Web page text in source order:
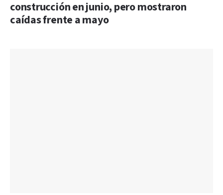
construcción en junio, pero mostraron
caídas frente a mayo